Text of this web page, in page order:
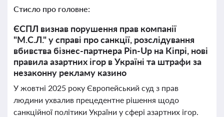
Стисло про головне:
ЄСПЛ визнав порушення прав компанії
"М.С.Л." у справі про санкції, розслідування
вбивства бізнес-партнера Pin-Up на Кіпрі, нові
правила азартних ігор в Україні та штрафи за
незаконну рекламу казино
У жовтні 2025 року Європейський суд з прав
людини ухвалив прецедентне рішення щодо
санкційної політики України у сфері азартних ігор.